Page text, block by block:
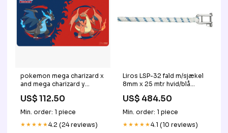
pokemon mega charizard x
and mega charizard y
US$ 112.50
Min. order: 1 piece
★★★★★4.2 (24 reviews)
Liros LSP-32 fald m/sjækel
8mm x 25 mtr hvid/blå
US$ 484.50
Min. order: 1 piece
★★★★★4.1 (10 reviews)